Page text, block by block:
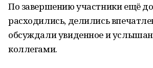
По завершению участники ещё
расходились, делились
обсуждали увиденное и
коллегами.